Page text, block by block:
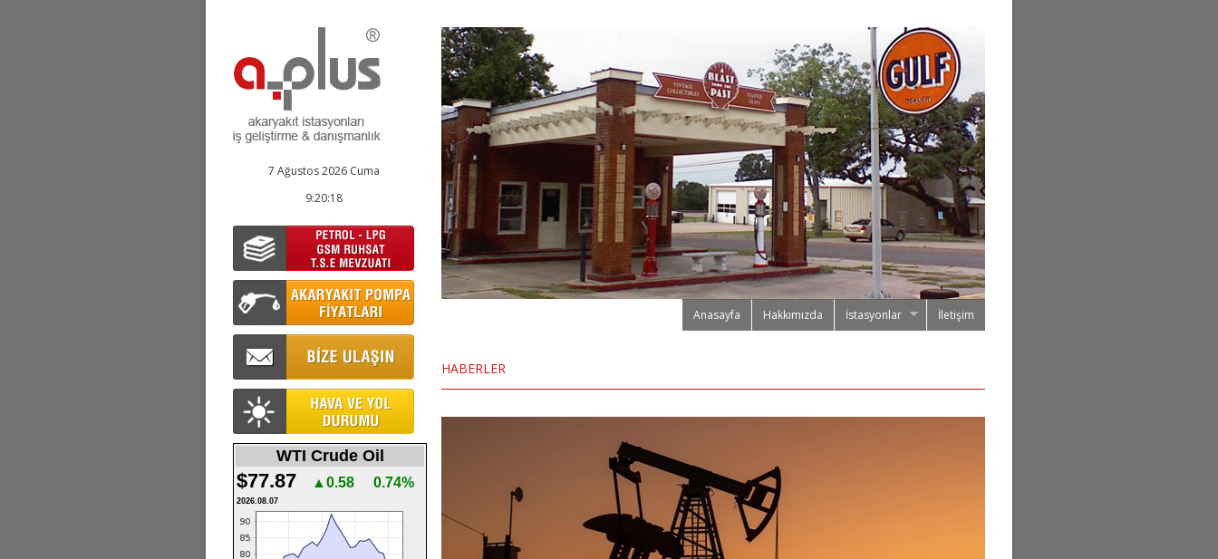
7 Ağustos 2026 Cuma
9:20:19
WTI Crude Oil
$77.87 ▲0.58 0.74%
2026.08.07
Anasayfa Hakkımızda İstasyonlar İletişim
HABERLER